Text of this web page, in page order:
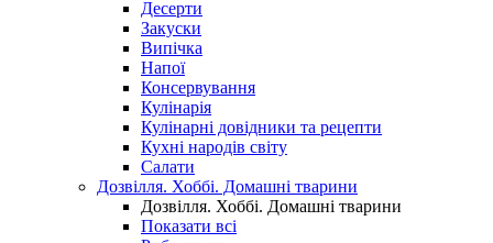
Десерти
Закуски
Випічка
Напої
Консервування
Кулінарія
Кулінарні довідники та рецепти
Кухні народів світу
Салати
Дозвілля. Хоббі. Домашні тварини
Дозвілля. Хоббі. Домашні тварини
Показати всі